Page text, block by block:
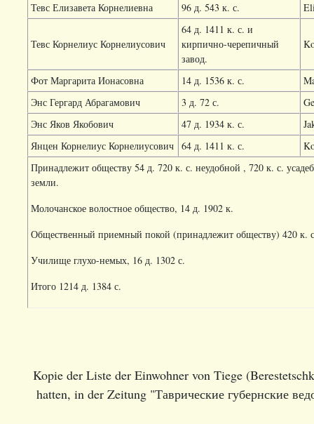
Тевс Елизавета Корнелиевна
96 д. 543 к. с.
Тевс Корнелиус Корнелиусович
64 д. 1411 к. с. и
кирпично-черепичный
завод.
Фот Маргарита Ионасовна 14 д. 1536 к. с.
Энс Гергард Абрагамович
3 д. 72 с.
Энс Яков Якобович
47 д. 1934 к. с.
Янцен Корнелиус Корнелиусович 64 д. 1411 к. с.
Принадлежит обществу 54 д. 720 к. с. неудобной , 720 к. с.
земли.
Молочанское волостное общество, 14 д. 1902 к.
Общественный приемный покой (принадлежит обществу) 420 к.
Училище глухо-немых, 16 д. 1302 с.
Итого 1214 д. 1384 с.
Kopie der Liste der Einwohner von Tiege
hatten, in der Zeitung "Таврические губернские